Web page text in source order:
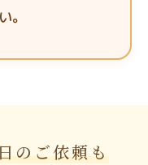
。
のご依頼も